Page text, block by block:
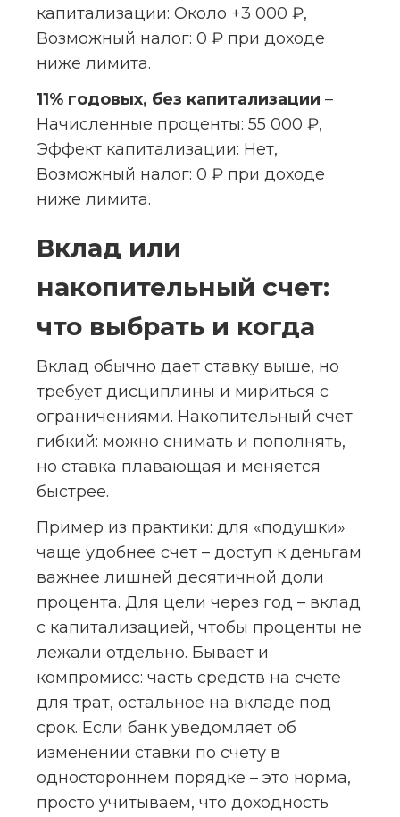
капитализации: Около +3 000 ₽,
Возможный налог: 0 ₽ при доходе
ниже лимита.
11% годовых, без капитализации –
Начисленные проценты: 55 000 ₽,
Эффект капитализации: Нет,
Возможный налог: 0 ₽ при доходе
ниже лимита.
Вклад или
накопительный счет:
что выбрать и когда
Вклад обычно дает ставку выше, но
требует дисциплины и мириться с
ограничениями. Накопительный счет
гибкий: можно снимать и пополнять,
но ставка плавающая и меняется
быстрее.
Пример из практики: для «подушки»
чаще удобнее счет – доступ к деньгам
важнее лишней десятичной доли
процента. Для цели через год – вклад
с капитализацией, чтобы проценты не
лежали отдельно. Бывает и
компромисс: часть средств на счете
для трат, остальное на вкладе под
срок. Если банк уведомляет об
изменении ставки по счету в
одностороннем порядке – это норма,
просто учитываем, что доходность